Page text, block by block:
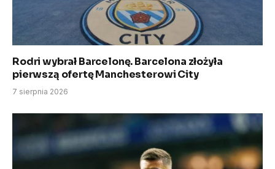
Rodri wybrał Barcelonę. Barcelona złożyła
pierwszą ofertę Manchesterowi City
7 sierpnia 2026